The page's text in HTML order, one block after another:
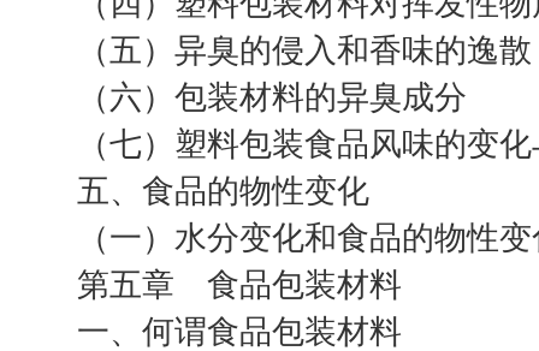
（五）异臭的侵入和香味的逸散
（六）包装材料的异臭成分
（七）塑料包装食品风味的变
五、食品的物性变化
（一）水分变化和食品的物性
第五章 食品包装材料
一、何谓食品包装材料